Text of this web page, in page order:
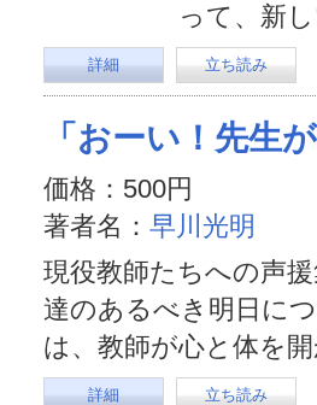
って、新
詳細 立ち読み
「おーい！先生
価格：500円
著者名： 早川光明
現役教師たちへの声
達のあるべき明日に
は、教師が心と体を
詳細 立ち読み